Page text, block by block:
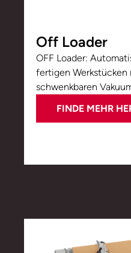
Off Loader
OFF Loader:
fertigen Werkstücken
schwenkbaren
FINDE MEHR